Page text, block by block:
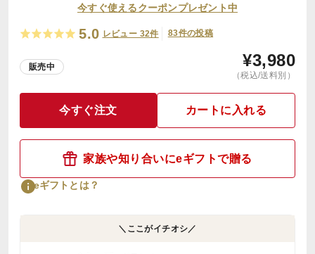
今すぐ使えるクーポンプレゼント中
5.0 レビュー 32件 83件の投稿
販売中 ¥3,980
（税込/送料別）
今すぐ注文 カートに入れる
家族や知り合いにeギフトで贈る
eギフトとは？
＼ここがイチオシ／